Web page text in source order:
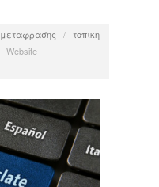
/ τοπικη
Website-